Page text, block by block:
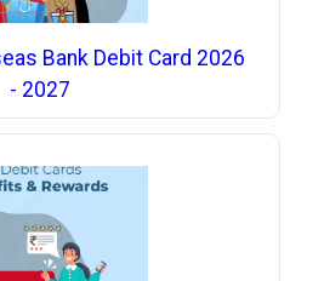
Bank Debit Card 2026
- 2027